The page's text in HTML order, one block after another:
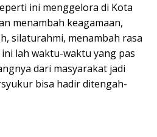
ini menggelora di Kota
menambah keagamaan,
silaturahmi, menambah rasa
lah waktu-waktu yang pas
dari masyarakat jadi
bisa hadir ditengah-